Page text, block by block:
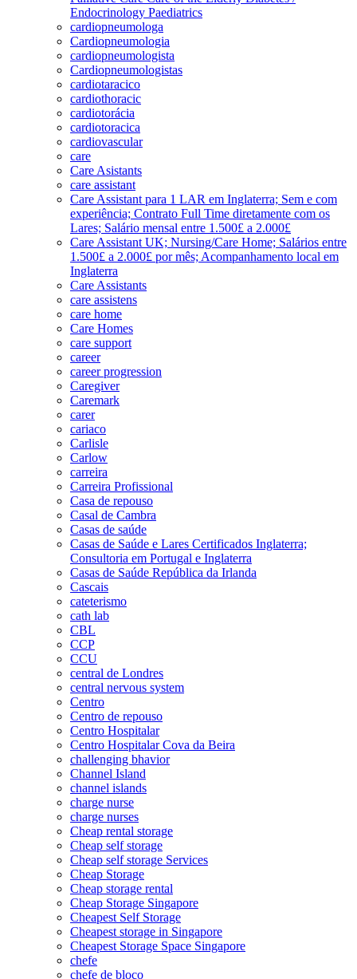
Endocrinology Paediatrics
cardiopneumologa
Cardiopneumologia
cardiopneumologista
Cardiopneumologistas
cardiotaracico
cardiothoracic
cardiotorácia
cardiotoracica
cardiovascular
care
Care Asistants
care assistant
Care Assistant para 1 LAR em Inglaterra; Sem e com
experiência; Contrato Full Time diretamente com os
Lares; Salário mensal entre 1.500£ a 2.000£
Care Assistant UK; Nursing/Care Home; Salários entre
1.500£ a 2.000£ por mês; Acompanhamento local em
Inglaterra
Care Assistants
care assistens
care home
Care Homes
care support
career
career progression
Caregiver
Caremark
carer
cariaco
Carlisle
Carlow
carreira
Carreira Profissional
Casa de repouso
Casal de Cambra
Casas de saúde
Casas de Saúde e Lares Certificados Inglaterra;
Consultoria em Portugal e Inglaterra
Casas de Saúde República da Irlanda
Cascais
cateterismo
cath lab
CBL
CCP
CCU
central de Londres
central nervous system
Centro
Centro de repouso
Centro Hospitalar
Centro Hospitalar Cova da Beira
challenging bhavior
Channel Island
channel islands
charge nurse
charge nurses
Cheap rental storage
Cheap self storage
Cheap self storage Services
Cheap Storage
Cheap storage rental
Cheap Storage Singapore
Cheapest Self Storage
Cheapest storage in Singapore
Cheapest Storage Space Singapore
chefe
chefe de bloco